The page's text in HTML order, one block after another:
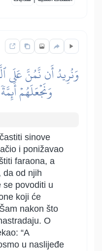
وَنُرِيدُ أَن نَّمُنَّ عَلَى
وَنَجۡعَلَهُمۡ
sinove
i ponižavao
faraona, a
da od njih
se povoditi u
koji će
nakon što
O
“A
u naslijeđe